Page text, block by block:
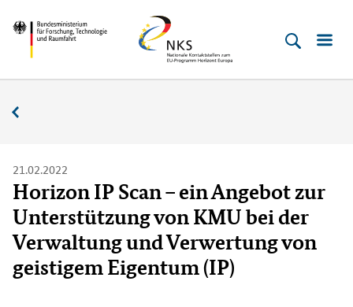
zum
Inhalt
(Eingabetaste)
zum
Hauptmenu
(Eingabetaste)
zur
Suche
(Eingabetaste)
zur
Fußleiste
(Enter)
Bundesministerium
Technologie
Horizont
Europa
21.02.2022
Horizon IP Scan – ein Angebot zur
Unterstützung von KMU bei der
Verwaltung und Verwertung von
geistigem Eigentum (IP)